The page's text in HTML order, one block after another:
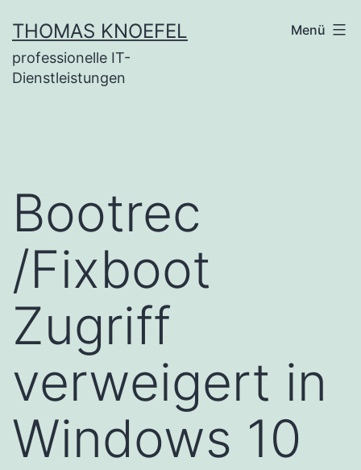
Inhalt
springen
THOMAS KNOEFEL
professionelle IT-
Dienstleistungen
Menü
Bootrec
/Fixboot
Zugriff
verweigert in
Windows 10